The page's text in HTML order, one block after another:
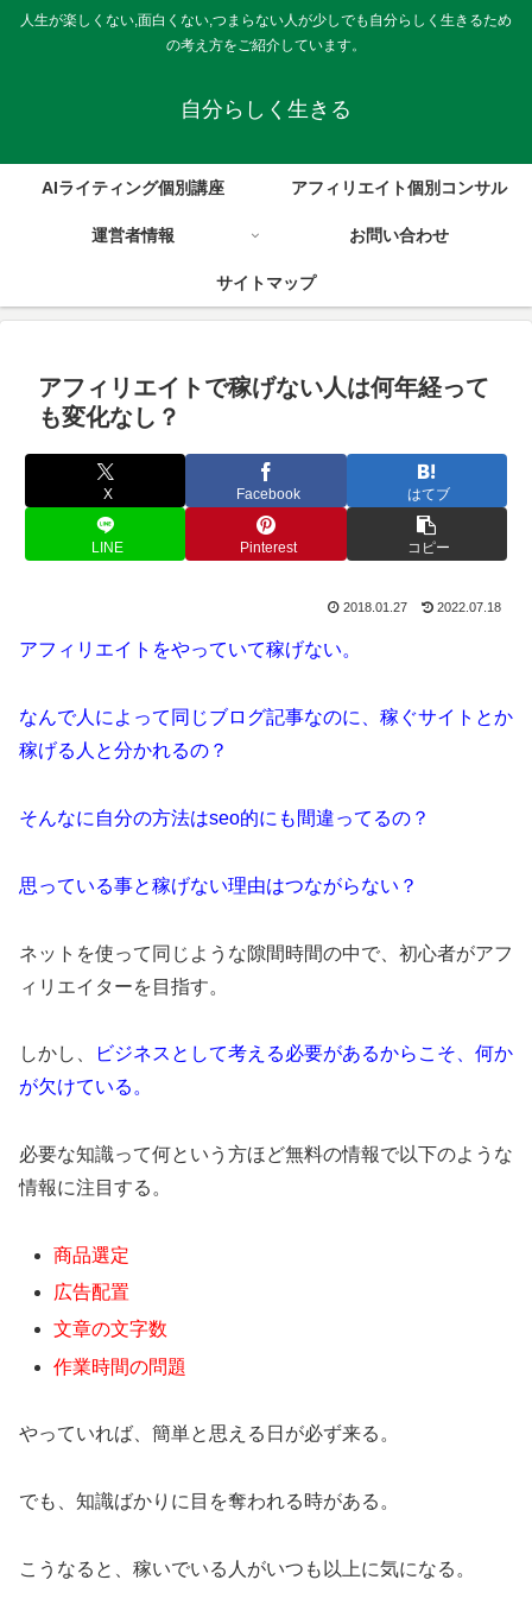
人生が楽しくない,面白くない,つまらない人が少しでも自分らしく生きるため
の考え方をご紹介しています。
自分らしく生きる
AIライティング個別講座 アフィリエイト個別コンサル
運営者情報 お問い合わせ
サイトマップ
アフィリエイトで稼げない人は何年経って
も変化なし？
X Facebook はてブ
LINE Pinterest コピー
2018.01.27 2022.07.18
アフィリエイトをやっていて稼げない。
なんで人によって同じブログ記事なのに、稼ぐサイトとか
稼げる人と分かれるの？
そんなに自分の方法はseo的にも間違ってるの？
思っている事と稼げない理由はつながらない？
ネットを使って同じような隙間時間の中で、初心者がアフ
ィリエイターを目指す。
しかし、
ビジネスとして考える必要があるからこそ、何か
が欠けている。
必要な知識って何という方ほど無料の情報で以下のような
情報に注目する。
商品選定
広告配置
文章の文字数
作業時間の問題
やっていれば、簡単と思える日が必ず来る。
でも、知識ばかりに目を奪われる時がある。
こうなると、稼いでいる人がいつも以上に気になる。